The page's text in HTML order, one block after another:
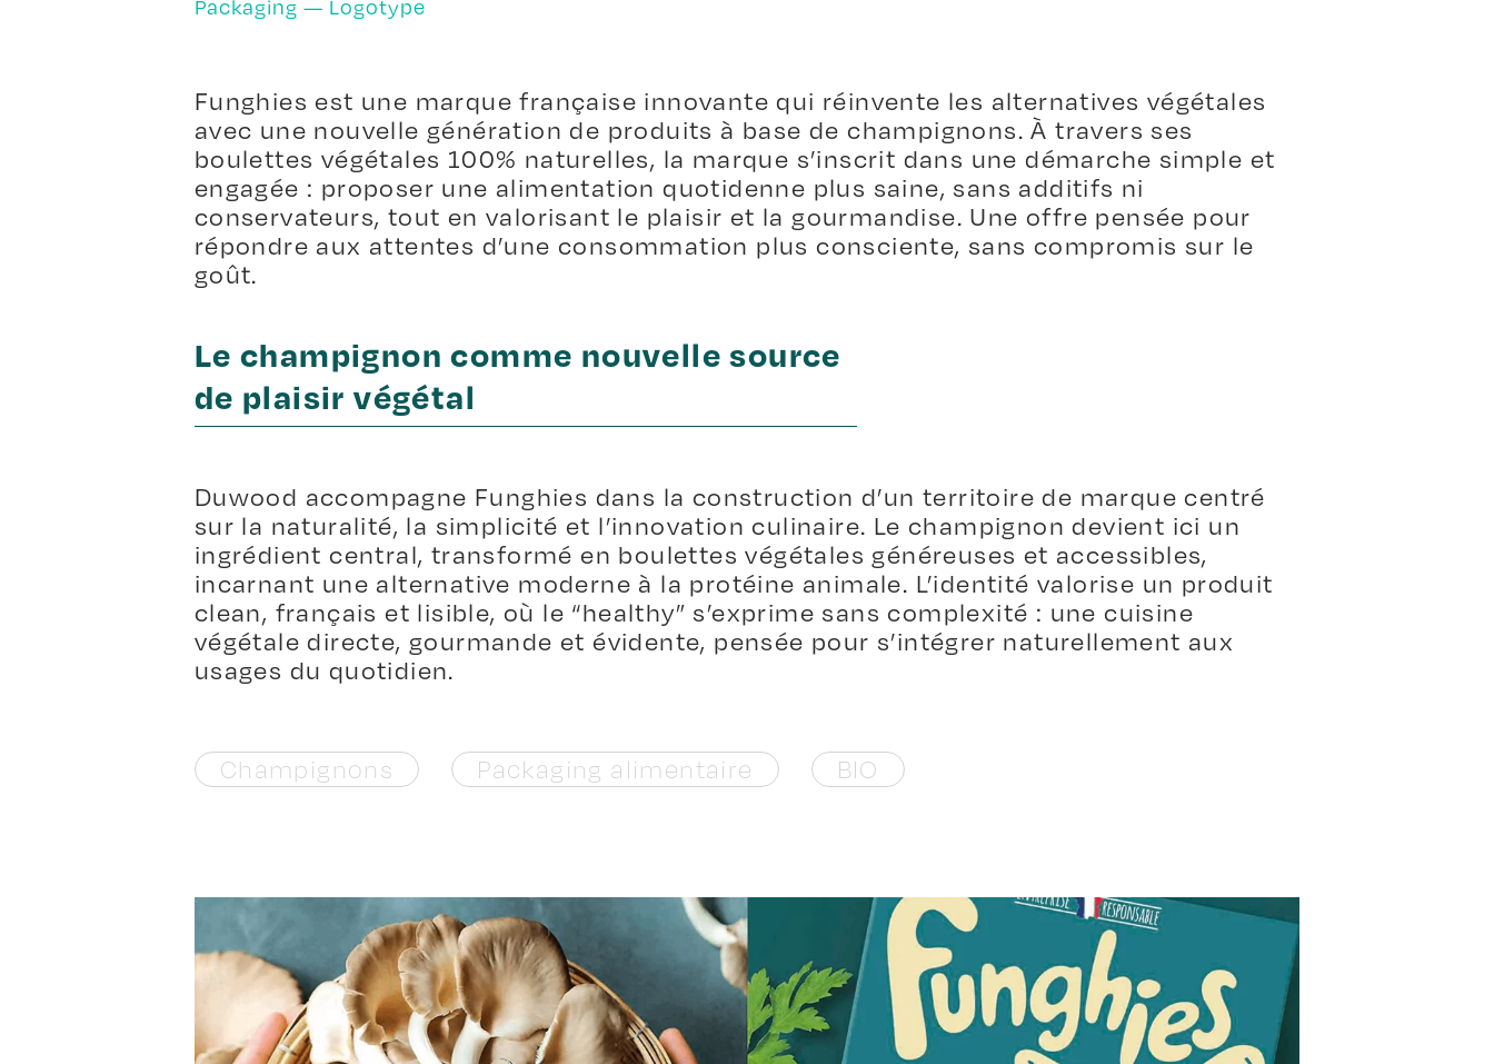
Packaging — Logotype
Funghies est une marque française innovante qui réinvente les alternatives végétales
avec une nouvelle génération de produits à base de champignons. À travers ses
boulettes végétales 100% naturelles, la marque s’inscrit dans une démarche simple et
engagée : proposer une alimentation quotidenne plus saine, sans additifs ni
conservateurs, tout en valorisant le plaisir et la gourmandise. Une offre pensée pour
répondre aux attentes d’une consommation plus consciente, sans compromis sur le
goût.
Le champignon comme nouvelle source
de plaisir végétal
Duwood accompagne Funghies dans la construction d’un territoire de marque centré
sur la naturalité, la simplicité et l’innovation culinaire. Le champignon devient ici un
ingrédient central, transformé en boulettes végétales généreuses et accessibles,
incarnant une alternative moderne à la protéine animale. L’identité valorise un produit
clean, français et lisible, où le “healthy” s’exprime sans complexité : une cuisine
végétale directe, gourmande et évidente, pensée pour s’intégrer naturellement aux
usages du quotidien.
Champignons Packaging alimentaire BIO